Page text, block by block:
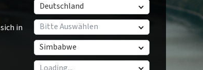
Deutschland
in
Bitte Auswählen
Simbabwe